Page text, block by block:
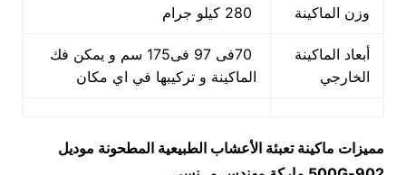
وزن الماكينة
أبعاد الماكينة
الخارجي
70فى 97 فى175 سم و يمكن فك
الماكينة و تركيبها في اي مكان
مميزات ماكينة تعبئة الأعشاب الطبيعية المطحونة موديل